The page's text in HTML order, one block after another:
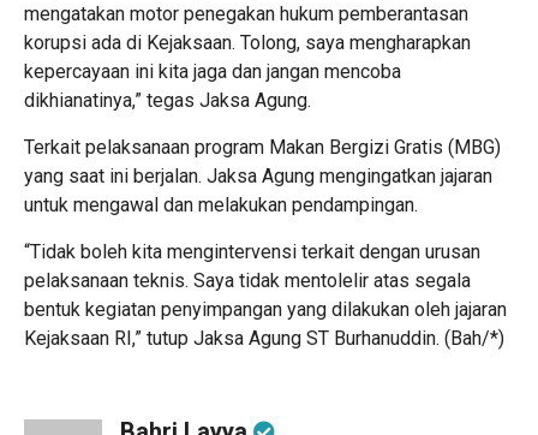
mengatakan motor penegakan hukum pemberantasan
korupsi ada di Kejaksaan. Tolong, saya mengharapkan
kepercayaan ini kita jaga dan jangan mencoba
dikhianatinya,” tegas Jaksa Agung.
Terkait pelaksanaan program Makan Bergizi Gratis (MBG)
yang saat ini berjalan. Jaksa Agung mengingatkan jajaran
untuk mengawal dan melakukan pendampingan.
“Tidak boleh kita mengintervensi terkait dengan urusan
pelaksanaan teknis. Saya tidak mentolelir atas segala
bentuk kegiatan penyimpangan yang dilakukan oleh jajaran
Kejaksaan RI,” tutup Jaksa Agung ST Burhanuddin. (Bah/*)